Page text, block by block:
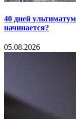
40 дней
начинается?
05.08.2026